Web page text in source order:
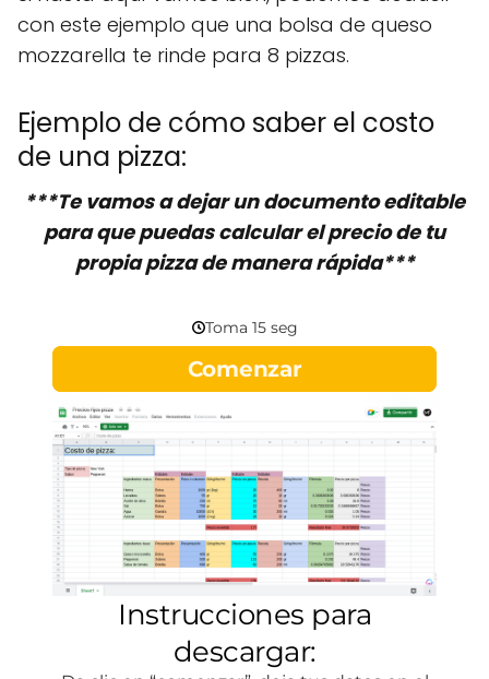
con este ejemplo que una bolsa de queso
mozzarella te rinde para 8 pizzas.
Ejemplo de cómo saber el costo
de una pizza:
***Te vamos a dejar un documento editable
para que puedas calcular el precio de tu
propia pizza de manera rápida***